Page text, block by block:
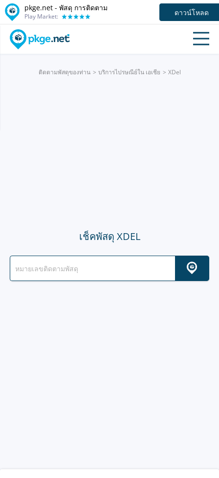
pkge.net - พัสดุ การติดตาม
Play Market: ดาวน์โหลด
ติดตามพัสดุของท่าน บริการไปรษณีย์ใน เอเชีย XDel
เช็คพัสดุ XDEL